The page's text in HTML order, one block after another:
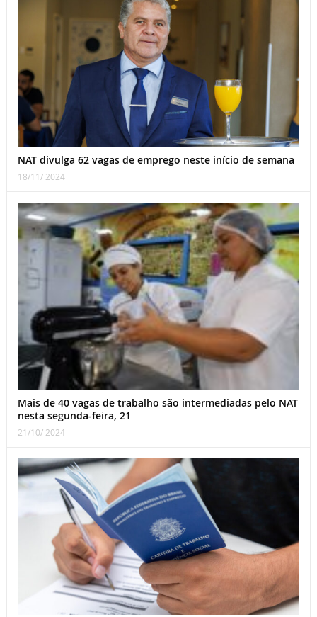
NAT divulga 62 vagas de emprego neste início de semana
18/11/ 2024
Mais de 40 vagas de trabalho são intermediadas pelo NAT
nesta segunda-feira, 21
21/10/ 2024